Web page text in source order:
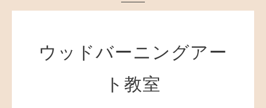
ウッドバーニングアー
ト教室